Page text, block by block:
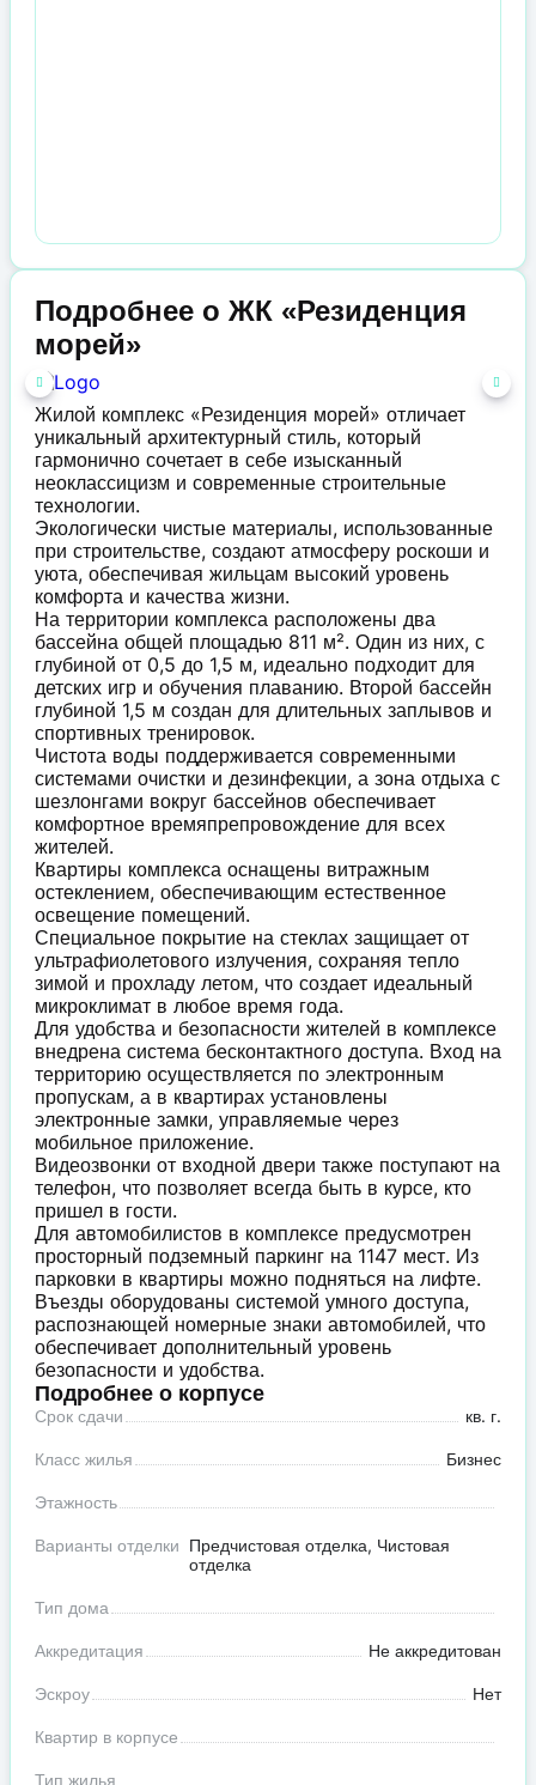
Подробнее о ЖК «Резиденция
морей»
Жилой комплекс «Резиденция морей» отличает
уникальный архитектурный стиль, который
гармонично сочетает в себе изысканный
неоклассицизм и современные строительные
технологии.
Экологически чистые материалы, использованные
при строительстве, создают атмосферу роскоши и
уюта, обеспечивая жильцам высокий уровень
комфорта и качества жизни.
На территории комплекса расположены два
бассейна общей площадью 811 м². Один из них, с
глубиной от 0,5 до 1,5 м, идеально подходит для
детских игр и обучения плаванию. Второй бассейн
глубиной 1,5 м создан для длительных заплывов и
спортивных тренировок.
Чистота воды поддерживается современными
системами очистки и дезинфекции, а зона отдыха с
шезлонгами вокруг бассейнов обеспечивает
комфортное времяпрепровождение для всех
жителей.
Квартиры комплекса оснащены витражным
остеклением, обеспечивающим естественное
освещение помещений.
Специальное покрытие на стеклах защищает от
ультрафиолетового излучения, сохраняя тепло
зимой и прохладу летом, что создает идеальный
микроклимат в любое время года.
Для удобства и безопасности жителей в комплексе
внедрена система бесконтактного доступа. Вход на
территорию осуществляется по электронным
пропускам, а в квартирах установлены
электронные замки, управляемые через
мобильное приложение.
Видеозвонки от входной двери также поступают на
телефон, что позволяет всегда быть в курсе, кто
пришел в гости.
Для автомобилистов в комплексе предусмотрен
просторный подземный паркинг на 1147 мест. Из
парковки в квартиры можно подняться на лифте.
Въезды оборудованы системой умного доступа,
распознающей номерные знаки автомобилей, что
обеспечивает дополнительный уровень
безопасности и удобства.
Подробнее о корпусе
Срок сдачи кв. г.
Класс жилья Бизнес
Этажность
Варианты отделки Предчистовая отделка, Чистовая
отделка
Тип дома
Аккредитация Не аккредитован
Эскроу Нет
Квартир в корпусе
Тип жилья